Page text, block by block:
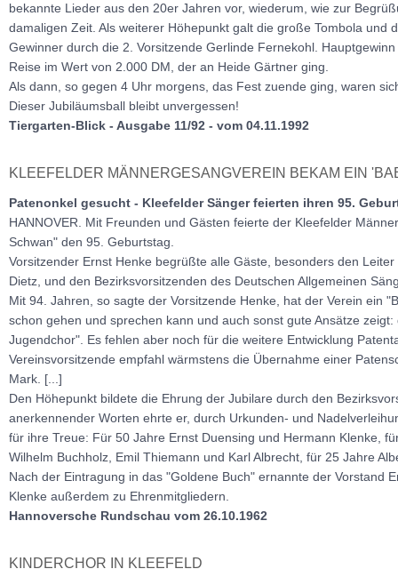
bekannte Lieder aus den 20er Jahren vor, wiederum, wie zur
damaligen Zeit. Als weiterer Höhepunkt galt die große Tombola und
Gewinner durch die 2. Vorsitzende Gerlinde Fernekohl.
Reise im Wert von 2.000 DM, der an Heide Gärtner ging.
Als dann, so gegen 4 Uhr morgens, das Fest zuende ging, waren
Dieser Jubiläumsball bleibt unvergessen!
Tiergarten-Blick - Ausgabe 11/92 - vom 04.11.1992
KLEEFELDER MÄNNERGESANGVEREIN BEKAM EIN
Patenonkel gesucht - Kleefelder Sänger feierten ihren 95.
HANNOVER. Mit Freunden und Gästen feierte der Kleefelder
Schwan" den 95. Geburtstag.
Vorsitzender Ernst Henke begrüßte alle Gäste, besonders den
Dietz, und den Bezirksvorsitzenden des Deutschen Allgemeinen
Mit 94. Jahren, so sagte der Vorsitzende Henke, hat der Verein ein
schon gehen und sprechen kann und auch sonst gute Ansätze
Jugendchor". Es fehlen aber noch für die weitere Entwicklung
Vereinsvorsitzende empfahl wärmstens die Übernahme einer
Mark. [...]
Den Höhepunkt bildete die Ehrung der Jubilare durch den
anerkennender Worten ehrte er, durch Urkunden- und
für ihre Treue: Für 50 Jahre Ernst Duensing und Hermann Klenke,
Wilhelm Buchholz, Emil Thiemann und Karl Albrecht, für 25 Jahre
Nach der Eintragung in das "Goldene Buch" ernannte der Vorstand
Klenke außerdem zu Ehrenmitgliedern.
Hannoversche Rundschau vom 26.10.1962
KINDERCHOR IN KLEEFELD